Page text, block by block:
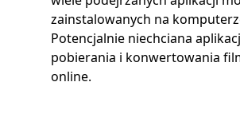
zainstalowanych na
Potencjalnie niechciana
pobierania i konwertowania
online.